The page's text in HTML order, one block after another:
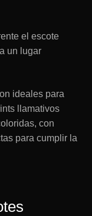
el escote
un lugar
ideales para
llamativos
con
para cumplir la